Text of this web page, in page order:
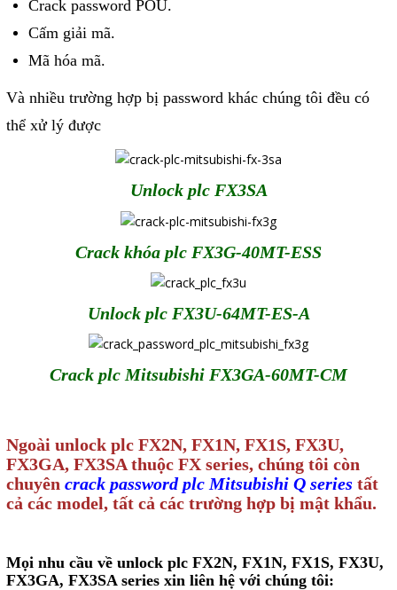
Crack password POU.
Cấm giải mã.
Mã hóa mã.
Và nhiều trường hợp bị password khác chúng tôi đều có
thể xử lý được
Unlock plc FX3SA
Crack khóa plc FX3G-40MT-ESS
Unlock plc FX3U-64MT-ES-A
Crack plc Mitsubishi FX3GA-60MT-CM
Ngoài unlock plc FX2N, FX1N, FX1S, FX3U,
FX3GA, FX3SA thuộc FX series, chúng tôi còn
chuyên crack password plc Mitsubishi Q series tất
cả các model, tất cả các trường hợp bị mật khẩu.
Mọi nhu cầu về unlock plc FX2N, FX1N, FX1S, FX3U,
FX3GA, FX3SA series xin liên hệ với chúng tôi:
Dịch vụ
và quản lý
Thiết kế tủ điện công nghiệp
Sửa chữa biến tần
Sửa chữa màn hình HMI
Sửa Bộ điều khiển Servo, Bộ
Sửa chữa bộ nguồn
Sửa motor - Quấn motor
Sửa Cân Điện Tử
Lập trình màn hình HMI
Lập trình hệ thống Scada
Lập trình hệ thống Servo
Crack password HMI